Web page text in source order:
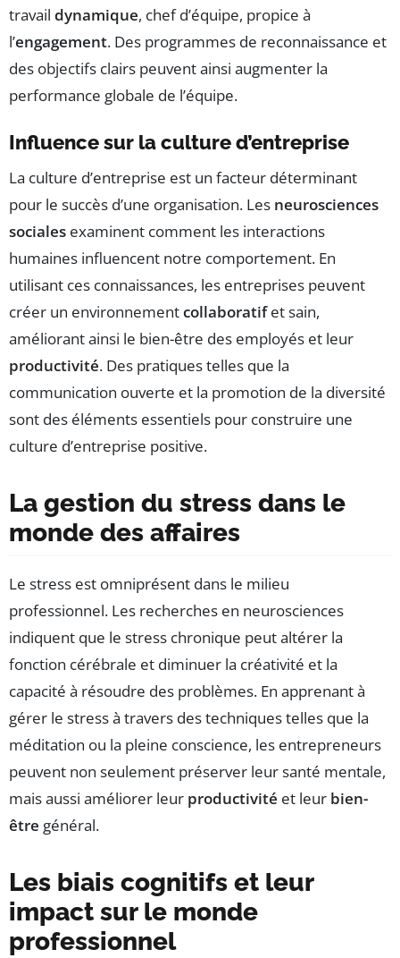
travail dynamique, chef d’équipe, propice à
l’engagement. Des programmes de reconnaissance et
des objectifs clairs peuvent ainsi augmenter la
performance globale de l’équipe.
Influence sur la culture d’entreprise
La culture d’entreprise est un facteur déterminant
pour le succès d’une organisation. Les neurosciences
sociales examinent comment les interactions
humaines influencent notre comportement. En
utilisant ces connaissances, les entreprises peuvent
créer un environnementcollaboratifet sain,
améliorant ainsi le bien-être des employés et leur
productivité. Des pratiques telles que la
communication ouverte et la promotion de la diversité
sont des éléments essentiels pour construire une
culture d’entreprise positive.
La gestion du stress dans le
monde des affaires
Le stress est omniprésent dans le milieu
professionnel. Les recherches en neurosciences
indiquent que le stress chronique peut altérer la
fonction cérébrale et diminuer la créativité et la
capacité à résoudre des problèmes. En apprenant à
gérer le stress à travers des techniques telles que la
méditation ou la pleine conscience, les entrepreneurs
peuvent non seulement préserver leur santé mentale,
mais aussi améliorer leur productivité et leur bien-
être général.
Les biais cognitifs et leur
impact sur le monde
professionnel